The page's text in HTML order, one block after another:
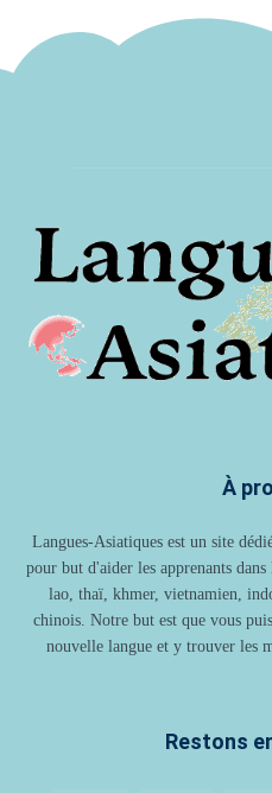
À
Langues-Asiatiques est un site
pour but d'aider les apprenants dans
lao, thaï, khmer, vietnamien,
chinois. Notre but est que vous
nouvelle langue et y trouver les
Restons